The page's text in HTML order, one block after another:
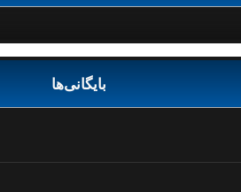
بایگانی‌ها